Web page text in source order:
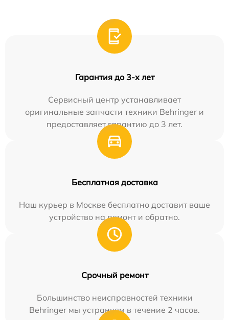
Гарантия до 3-х лет
Сервисный центр устанавливает
оригинальные запчасти техники Behringer и
предоставляет гарантию до 3 лет.
Бесплатная доставка
Наш курьер в Москве бесплатно доставит ваше
устройство на ремонт и обратно.
Срочный ремонт
Большинство неисправностей техники
Behringer мы устраняем в течение 2 часов.